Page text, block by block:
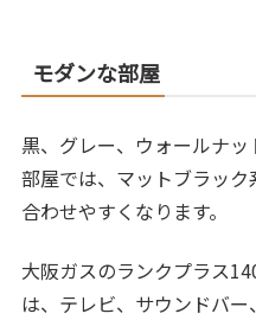
モダンな部屋
黒、グレー、ウォールナ
部屋では、マットブラッ
合わせやすくなります。
大阪ガスのランクプラス
は、テレビ、サウンドバ